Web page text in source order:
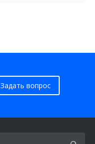
Задать вопрос